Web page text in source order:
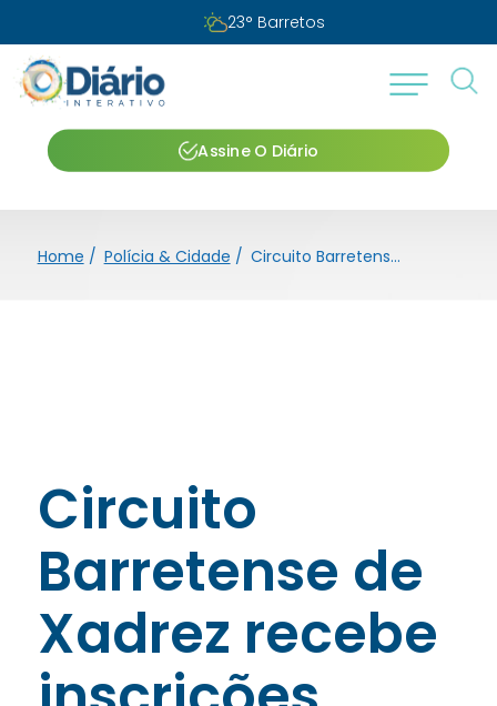
23° Barretos
Assine O Diário
Home / Polícia & Cidade / Circuito Barretense de Xadrez recebe inscrições
Circuito
Barretense de
Xadrez recebe